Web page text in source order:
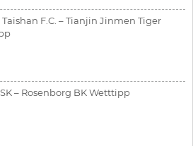
F.C. – Tianjin Jinmen Tiger
– Rosenborg BK Wetttipp